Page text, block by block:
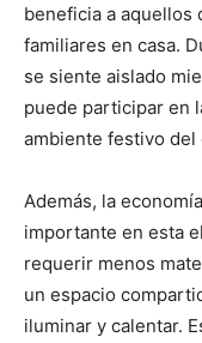
beneficia a aquellos
familiares en casa.
se siente aislado
puede participar en
ambiente festivo del
Además, la
importante en esta
requerir menos
un espacio
iluminar y calentar.